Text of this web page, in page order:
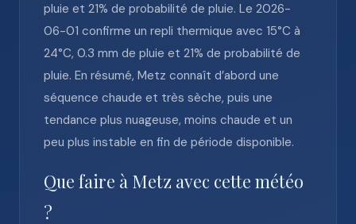
pluie et 21% de probabilité de pluie. Le 2026-
06-01 confirme un repli thermique avec 15°C à
24°C, 0.3 mm de pluie et 21% de probabilité de
pluie. En résumé, Metz connaît d’abord une
séquence chaude et très sèche, puis une
tendance plus nuageuse, moins chaude et un
peu plus instable en fin de période disponible.
Que faire à Metz avec cette météo
?